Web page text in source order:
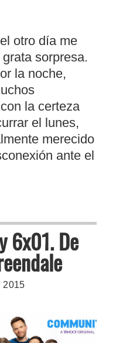
otro día me
sorpresa.
la noche,
la certeza
el lunes,
merecido
ante el
6x01. De
2015